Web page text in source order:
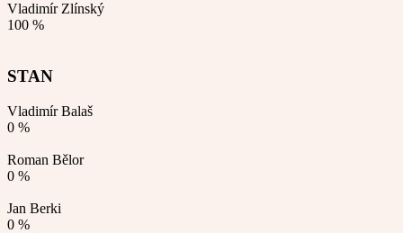
Vladimír Zlínský
100 %
STAN
Vladimír Balaš
0 %
Roman Bělor
0 %
Jan Berki
0 %